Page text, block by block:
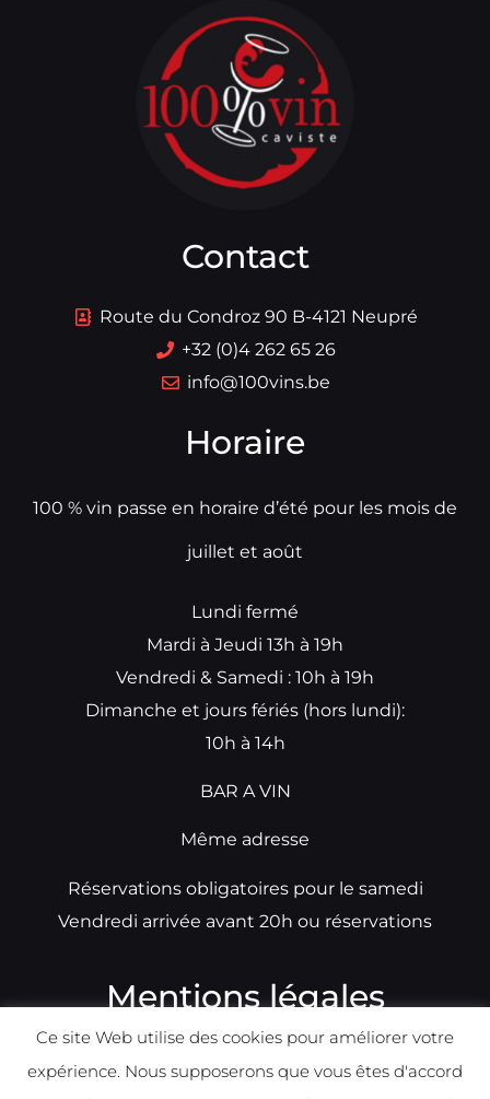
Contact
Route du Condroz 90 B-4121 Neupré
+32 (0)4 262 65 26
info@100vins.be
Horaire
100 % vin passe en horaire d’été pour les mois de
juillet et août
Lundi fermé
Mardi à Jeudi 13h à 19h
Vendredi & Samedi : 10h à 19h
Dimanche et jours fériés (hors lundi):
10h à 14h
BAR A VIN
Même adresse
Réservations obligatoires pour le samedi
Vendredi arrivée avant 20h ou réservations
Mentions légales
Ce site Web utilise des cookies pour améliorer votre
expérience. Nous supposerons que vous êtes d'accord